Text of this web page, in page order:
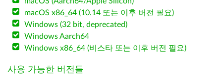
macOS x86_64 (10.14 또는 이후 버전 필요)
Windows (32 bit, deprecated)
Windows Aarch64
Windows x86_64 (비스타 또는 이후 버전 필요)
사용 가능한 버전들